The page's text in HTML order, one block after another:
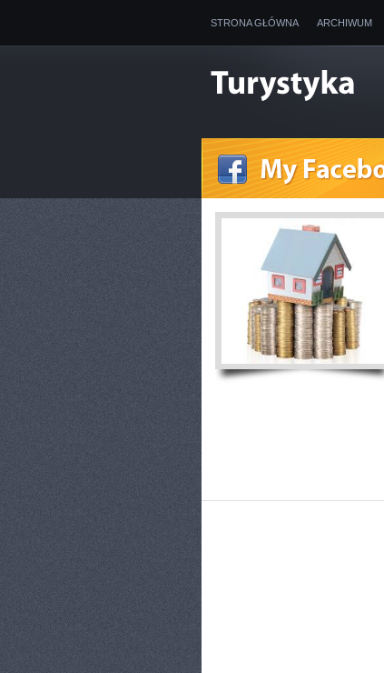
STRONA GŁÓWNA ARCHIWUM